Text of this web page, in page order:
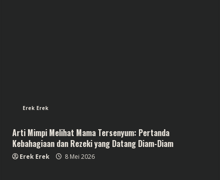
Erek Erek
Arti Mimpi Melihat Mama Tersenyum: Pertanda
Kebahagiaan dan Rezeki yang Datang Diam-Diam
Erek Erek 8 Mei 2026